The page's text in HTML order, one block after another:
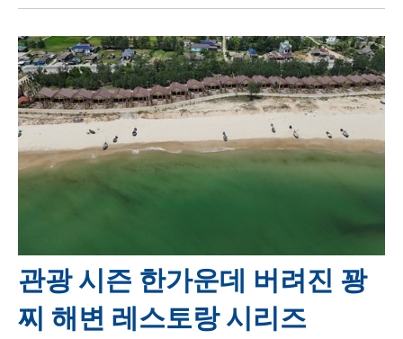
관광 시즌 한가운데 버려진 꽝
찌 해변 레스토랑 시리즈